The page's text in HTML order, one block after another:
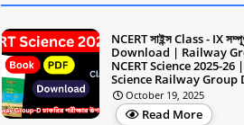
NCERT সাইন্স Class - IX
Download | Railway
NCERT Science 2025-26
Science Railway Group
October 19, 2025
Read More